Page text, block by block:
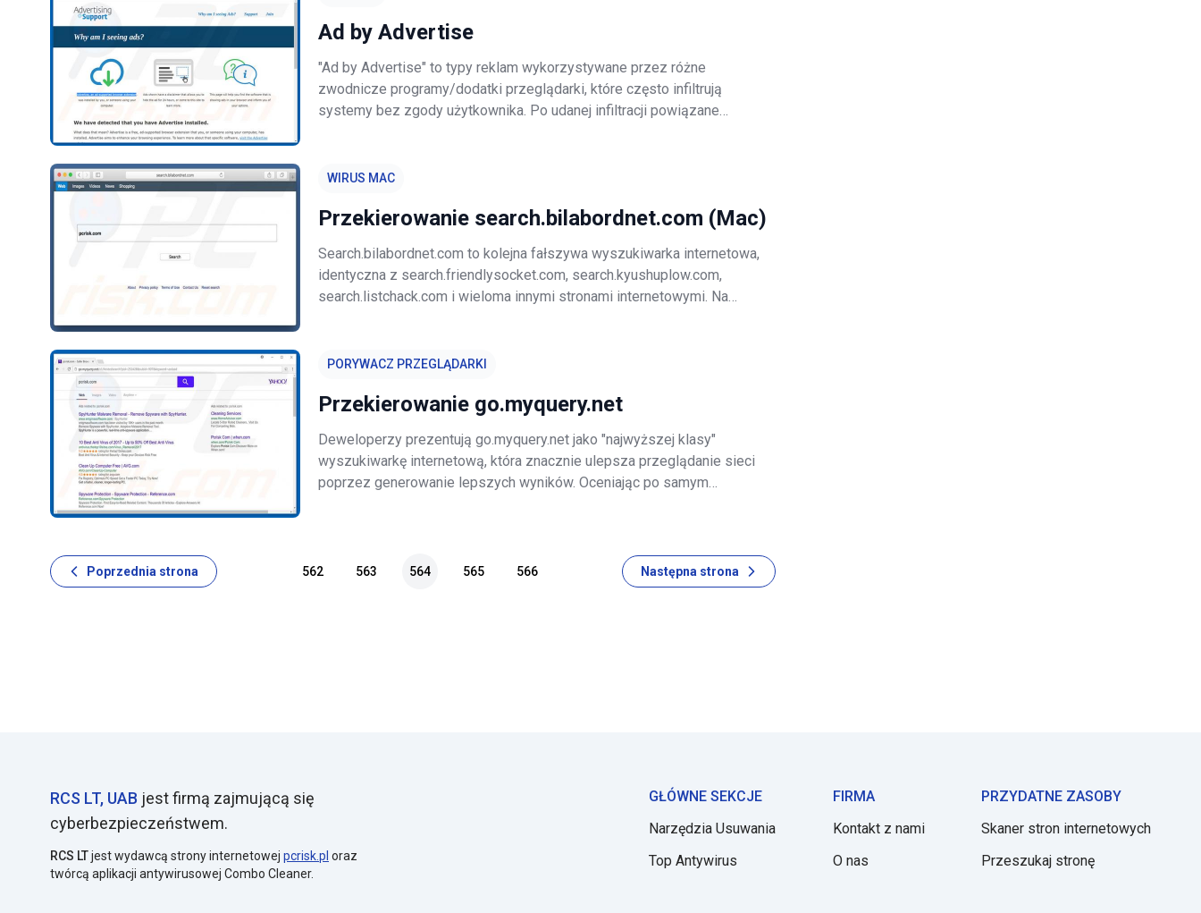
Ad by Advertise
"Ad by Advertise" to typy reklam wykorzystywane przez różne
zwodnicze programy/dodatki przeglądarki, które często infiltrują
systemy bez zgody użytkownika. Po udanej infiltracji powiązane
WIRUS MAC
Przekierowanie search.bilabordnet.com (Mac)
Search.bilabordnet.com to kolejna fałszywa wyszukiwarka internetowa,
identyczna z search.friendlysocket.com, search.kyushuplow.com,
search.listchack.com i wieloma innymi stronami internetowymi. Na
PORYWACZ PRZEGLĄDARKI
Przekierowanie go.myquery.net
Deweloperzy prezentują go.myquery.net jako "najwyższej klasy"
wyszukiwarkę internetową, która znacznie ulepsza przeglądanie sieci
poprzez generowanie lepszych wyników. Oceniając po samym
Poprzednia strona 562 563 564 565 566 Następna strona
RCS LT, UAB jest firmą zajmującą się
cyberbezpieczeństwem.
RCS LTjest wydawcą strony internetowej pcrisk.pl oraz
twórcą aplikacji antywirusowej Combo Cleaner.
GŁÓWNE SEKCJE
Narzędzia Usuwania
Top Antywirus
FIRMA
Kontakt z nami
O nas
PRZYDATNE ZASOBY
Skaner stron internetowych
Przeszukaj stronę